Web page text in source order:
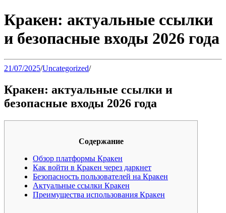
Кракен: актуальные ссылки
и безопасные входы 2026 года
21/07/2025/Uncategorized/
Кракен: актуальные ссылки и
безопасные входы 2026 года
Содержание
Обзор платформы Кракен
Как войти в Кракен через даркнет
Безопасность пользователей на Кракен
Актуальные ссылки Кракен
Преимущества использования Кракен